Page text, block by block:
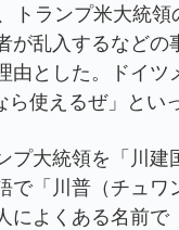
トランプ米大統
が乱入するなど
由とした。ドイ
ら使えるぜ」とい
プ大統領を「川
で「川普（チュ
によくある名前